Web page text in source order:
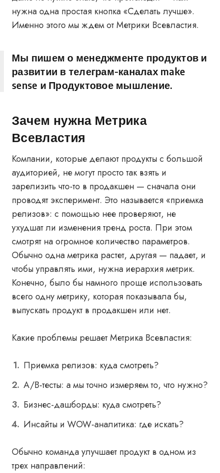
нужна одна простая кнопка «Сделать лучше».
Именно этого мы ждем от Метрики Всевластия.
Мы пишем о менеджменте продуктов и
развитии в телеграм-каналах make
sense и Продуктовое мышление.
Зачем нужна Метрика
Всевластия
Компании, которые делают продукты с большой
аудиторией, не могут просто так взять и
зарелизить что-то в продакшен — сначала они
проводят эксперимент. Это называется «приемка
релизов»: с помощью нее проверяют, не
ухудшат ли изменения тренд роста. При этом
смотрят на огромное количество параметров.
Обычно одна метрика растет, другая — падает, и
чтобы управлять ими, нужна иерархия метрик.
Конечно, было бы намного проще использовать
всего одну метрику, которая показывала бы,
выпускать продукт в продакшен или нет.
Какие проблемы решает Метрика Всевластия:
Приемка релизов: куда смотреть?
A/B-тесты: а мы точно измеряем то, что нужно?
Бизнес-дашборды: куда смотреть?
Инсайты и WOW-аналитика: где искать?
Обычно команда улучшает продукт в одном из
трех направлений: